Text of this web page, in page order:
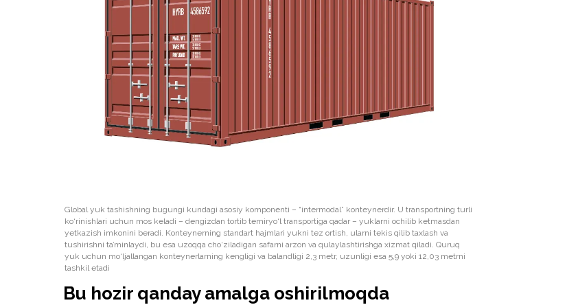
Global yuk tashishning bugungi kundagi asosiy komponenti – “intermodal” konteynerdir. U transportning turli
ko‘rinishlari uchun mos keladi – dengizdan tortib temiryo‘l transportiga qadar – yuklarni ochilib ketmasdan
yetkazish imkonini beradi. Konteynerning standart hajmlari yukni tez ortish, ularni tekis qilib taxlash va
tushirishni ta’minlaydi, bu esa uzoqqa cho‘ziladigan safarni arzon va qulaylashtirishga xizmat qiladi. Quruq
yuk uchun mo‘ljallangan konteynerlarning kengligi va balandligi 2,3 metr, uzunligi esa 5,9 yoki 12,03 metrni
tashkil etadi
Bu hozir qanday amalga oshirilmoqda